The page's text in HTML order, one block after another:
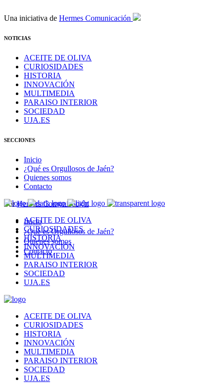
Una iniciativa de Hermes Comunicación
NOTICIAS
ACEITE DE OLIVA
CURIOSIDADES
HISTORIA
INNOVACIÓN
MULTIMEDIA
PARAISO INTERIOR
SOCIEDAD
UJA.ES
SECCIONES
Inicio
¿Qué es Orgullosos de Jaén?
Quienes somos
Contacto
PorHermes Comunicación
Inicio
¿Qué es Orgullosos de Jaén?
Quienes somos
Contacto
ACEITE DE OLIVA
CURIOSIDADES
HISTORIA
INNOVACIÓN
MULTIMEDIA
PARAISO INTERIOR
SOCIEDAD
UJA.ES
ACEITE DE OLIVA
CURIOSIDADES
HISTORIA
INNOVACIÓN
MULTIMEDIA
PARAISO INTERIOR
SOCIEDAD
UJA.ES